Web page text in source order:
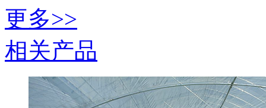
更多>>
相关产品